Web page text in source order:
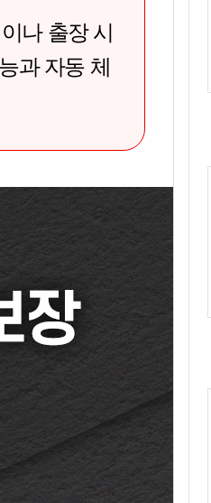
나 출장 시
과 자동 체